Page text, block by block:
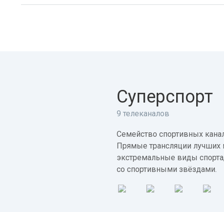
Суперспорт
9 телеканалов
Семейство спортивных
Прямые трансляции лучших
экстремальные виды
со спортивными звёздами.